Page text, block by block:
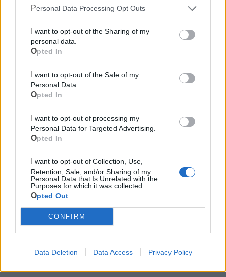
Personal Data Processing Opt Outs
personal data.
Opted In
Personal Data.
Opted In
Personal Data for Targeted Advertising.
Opted In
Retention, Sale, and/or Sharing of my
Personal Data that Is Unrelated with the
Purposes for which it was collected.
Opted Out
CONFIRM
Data Deletion Data Access Privacy Policy
Scopri tutte le notizie, gli eventi e la Web TV di Cia Puglia - Area
Le ultime notizie di Mottola
Mottola si riappropria della sua banda: il
5 agosto il concerto omaggio alla città